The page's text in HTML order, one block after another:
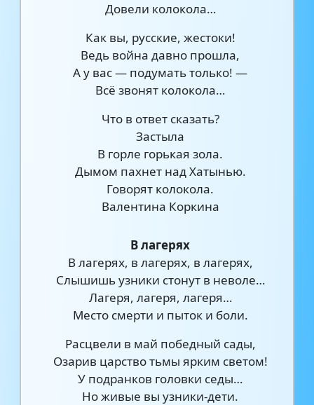
Довели колокола…
Как вы, русские, жестоки!
Ведь война давно прошла,
А у вас — подумать только! —
Всё звонят колокола…
Что в ответ сказать?
Застыла
В горле горькая зола.
Дымом пахнет над Хатынью.
Говорят колокола.
Валентина Коркина
В лагерях
В лагерях, в лагерях, в лагерях,
Слышишь узники стонут в неволе…
Лагеря, лагеря, лагеря…
Место смерти и пыток и боли.
Расцвели в май победный сады,
Озарив царство тьмы ярким светом!
У подранков головки седы…
Но живые вы узники-дети.